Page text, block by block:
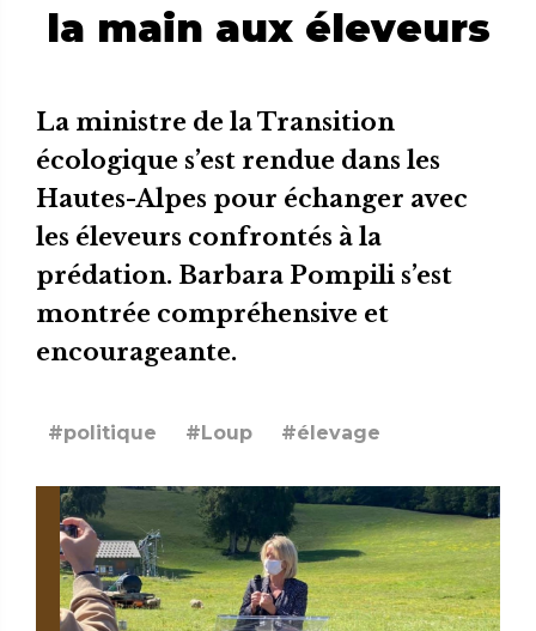
la main aux éleveurs
La ministre de la Transition
écologique s’est rendue dans les
Hautes-Alpes pour échanger avec
les éleveurs confrontés à la
prédation. Barbara Pompili s’est
montrée compréhensive et
encourageante.
#politique #Loup #élevage